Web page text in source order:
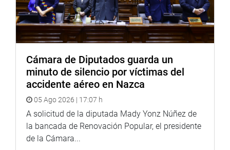
Cámara de Diputados guarda un
minuto de silencio por víctimas del
accidente aéreo en Nazca
05 Ago 2026 | 17:07 h
A solicitud de la diputada Mady Yonz Núñez de
la bancada de Renovación Popular, el presidente
de la Cámara...